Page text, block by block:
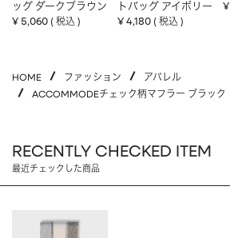
ッグ ダークブラウン
¥ 5,060 税込
トバッグ アイボリー
¥ 4,180 税込
¥
HOME ファッション
アパレル
ACCOMMODEチェック柄マフラー ブラック
RECENTLY CHECKED ITEM
最近チェックした商品